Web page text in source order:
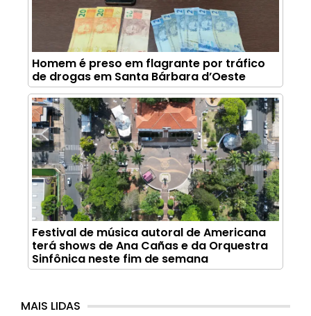
Homem é preso em flagrante por tráfico
de drogas em Santa Bárbara d’Oeste
Festival de música autoral de Americana
terá shows de Ana Cañas e da Orquestra
Sinfônica neste fim de semana
MAIS LIDAS